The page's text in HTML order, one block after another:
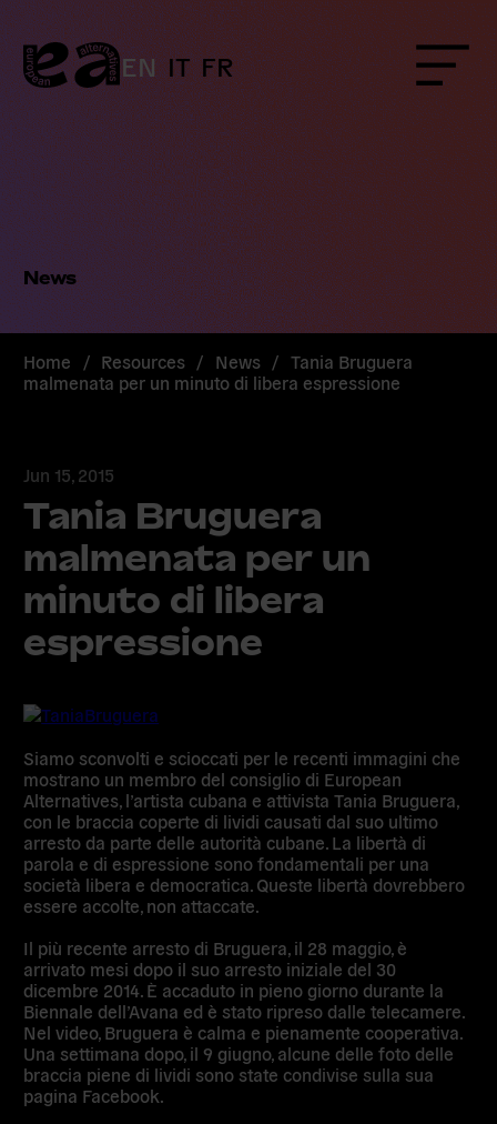
Skip
to
content
EN IT FR Menu
News
Home / Resources / News / Tania Bruguera
malmenata per un minuto di libera espressione
Jun 15, 2015
Tania Bruguera
malmenata per un
minuto di libera
espressione
Siamo sconvolti e scioccati per le recenti immagini che
mostrano un membro del consiglio di European
Alternatives, l’artista cubana e attivista Tania Bruguera,
con le braccia coperte di lividi causati dal suo ultimo
arresto da parte delle autorità cubane. La libertà di
parola e di espressione sono fondamentali per una
società libera e democratica. Queste libertà dovrebbero
essere accolte, non attaccate.
Il più recente arresto di Bruguera, il 28 maggio, è
arrivato mesi dopo il suo arresto iniziale del 30
dicembre 2014. È accaduto in pieno giorno durante la
Biennale dell’Avana ed è stato ripreso dalle telecamere.
Nel video, Bruguera è calma e pienamente cooperativa.
Una settimana dopo, il 9 giugno, alcune delle foto delle
braccia piene di lividi sono state condivise sulla sua
pagina Facebook.